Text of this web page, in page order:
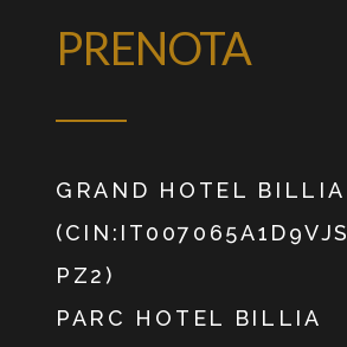
PRENOTA
GRAND HOTEL BILLIA
(CIN:IT007065A1D9VJS
PZ2)
PARC HOTEL BILLIA